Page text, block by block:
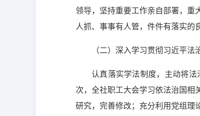
领导，坚持重要工作亲自部署，重
人抓、事事有人管，件件有落实的
（二）深入学习贯彻习近平
认真落实学法制度，主动将
次，全社职工大会学习依法治国相
研究，完善修改；充分利用党组理